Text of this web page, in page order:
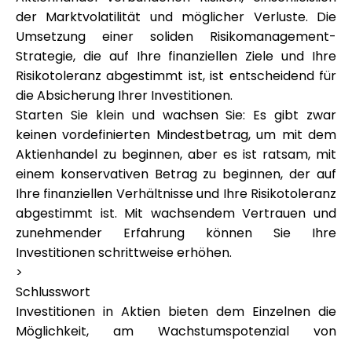
der Marktvolatilität und möglicher Verluste. Die
Umsetzung einer soliden Risikomanagement-
Strategie, die auf Ihre finanziellen Ziele und Ihre
Risikotoleranz abgestimmt ist, ist entscheidend für
die Absicherung Ihrer Investitionen.
Starten Sie klein und wachsen Sie: Es gibt zwar
keinen vordefinierten Mindestbetrag, um mit dem
Aktienhandel zu beginnen, aber es ist ratsam, mit
einem konservativen Betrag zu beginnen, der auf
Ihre finanziellen Verhältnisse und Ihre Risikotoleranz
abgestimmt ist. Mit wachsendem Vertrauen und
zunehmender Erfahrung können Sie Ihre
Investitionen schrittweise erhöhen.
>
Schlusswort
Investitionen in Aktien bieten dem Einzelnen die
Möglichkeit, am Wachstumspotenzial von